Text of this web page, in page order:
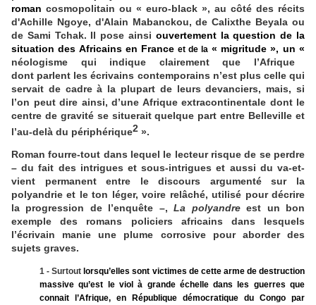
roman cosmopolitain ou « euro-black », au côté des récits
d'Achille Ngoye, d'Alain Mabanckou, de Calixthe Beyala ou
de Sami Tchak. Il pose ainsi ouvertement la question de la
situation des Africains en France et de la « migritude », un «
néologisme qui indique clairement que l’Afrique
dont parlent les écrivains contemporains n’est plus celle qui
servait de cadre à la plupart de leurs devanciers, mais, si
l’on peut dire ainsi, d’une Afrique extracontinentale dont le
centre de gravité se situerait quelque part entre Belleville et
l’au-delà du périphérique2 ».
Roman fourre-tout dans lequel le lecteur risque de se perdre
– du fait des intrigues et sous-intrigues et aussi du va-et-
vient permanent entre le discours argumenté sur la
polyandrie et le ton léger, voire relâché, utilisé pour décrire
la progression de l’enquête –, La polyandreest un bon
exemple des romans policiers africains dans lesquels
l’écrivain manie une plume corrosive pour aborder des
sujets graves.
1 - Surtout lorsqu’elles sont victimes de cette arme de destruction
massive qu’est le viol à grande échelle dans les guerres que
connait l’Afrique, en République démocratique du Congo par